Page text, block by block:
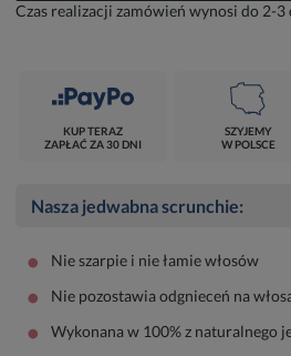
Czas realizacji zamówień wynosi do 2-
KUP TERAZ
ZAPŁAĆ ZA 30 DNI
SZYJEMY
W POLSCE
Nasza jedwabna scrunchie:
• Nie szarpie i nie łamie włosów
• Nie pozostawia odgnieceń na
• Wykonana w 100% z naturalnego